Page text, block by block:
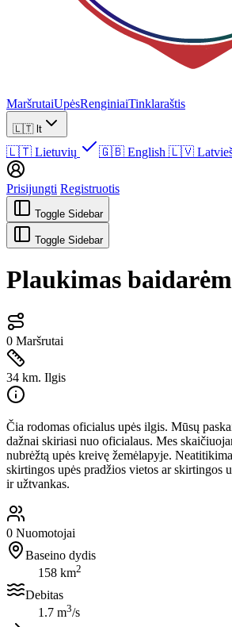
MaršrutaiUpėsRenginiaiTinklaraštis
🇱🇹 lt
🇱🇹 Lietuvių 🇬🇧 English 🇱🇻
Prisijungti Registruotis
Toggle Sidebar
Toggle Sidebar
Plaukimas
0 Maršrutai
34 km. Ilgis
Čia rodomas oficialus upės ilgis. Mūsų
dažnai skiriasi nuo oficialaus. Mes
nubrėžtą upės kreivę žemėlapyje.
skirtingos upės pradžios vietos ar skirtingos
ir užtvankas.
0 Nuomotojai
Baseino dydis
158 km2
Debitas
1.7 m3/s